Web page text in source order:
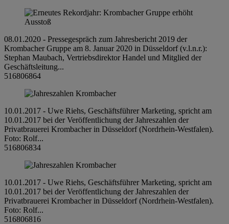
08.01.2020 - Pressegespräch zum Jahresbericht 2019 der
Krombacher Gruppe am 8. Januar 2020 in Düsseldorf (v.l.n.r.):
Stephan Maubach, Vertriebsdirektor Handel und Mitglied der
Geschäftsleitung...
516806864
10.01.2017 - Uwe Riehs, Geschäftsführer Marketing, spricht am
10.01.2017 bei der Veröffentlichung der Jahreszahlen der
Privatbrauerei Krombacher in Düsseldorf (Nordrhein-Westfalen).
Foto: Rolf...
516806834
10.01.2017 - Uwe Riehs, Geschäftsführer Marketing, spricht am
10.01.2017 bei der Veröffentlichung der Jahreszahlen der
Privatbrauerei Krombacher in Düsseldorf (Nordrhein-Westfalen).
Foto: Rolf...
516806816